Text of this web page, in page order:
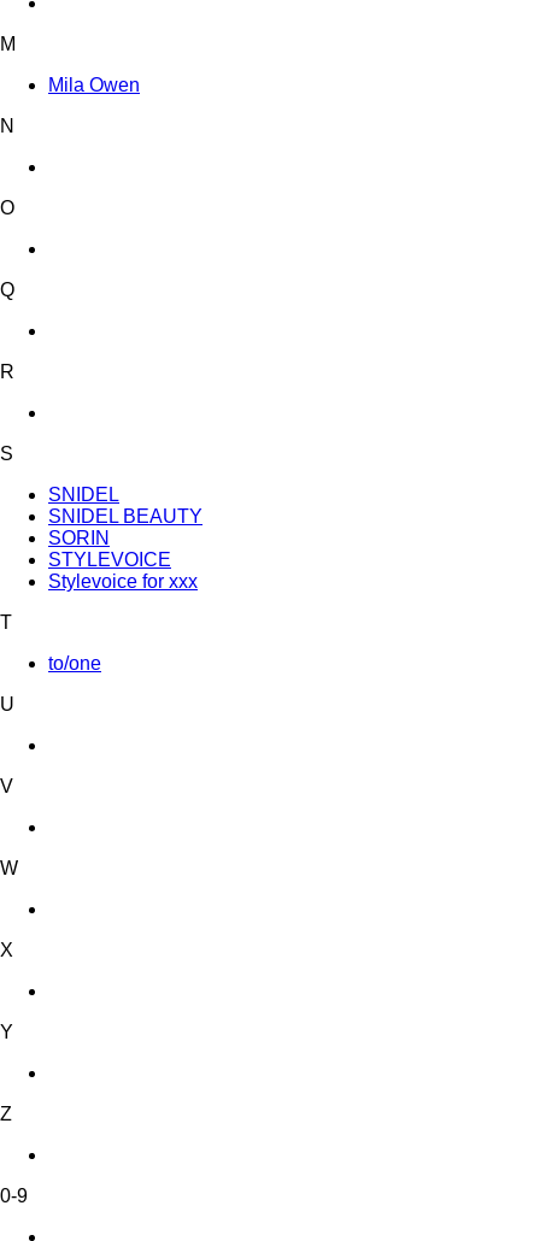
M
Mila Owen
N
O
Q
R
S
SNIDEL
SNIDEL BEAUTY
SORIN
STYLEVOICE
Stylevoice for xxx
T
to/one
U
V
W
X
Y
Z
0-9